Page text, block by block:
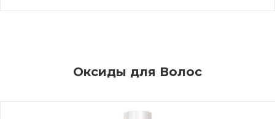
Оксиды для Волос